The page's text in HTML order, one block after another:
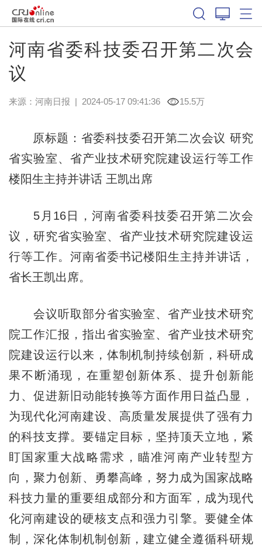
河南省委科技委召开第二次会
议
来源： 河南日报 | 2024-05-17 09:41:36 15.5万
原标题：省委科技委召开第二次会议 研究
省实验室、省产业技术研究院建设运行等工作
楼阳生主持并讲话 王凯出席
5月16日，河南省委科技委召开第二次会
议，研究省实验室、省产业技术研究院建设运
行等工作。河南省委书记楼阳生主持并讲话，
省长王凯出席。
会议听取部分省实验室、省产业技术研究
院工作汇报，指出省实验室、省产业技术研究
院建设运行以来，体制机制持续创新，科研成
果不断涌现，在重塑创新体系、提升创新能
力、促进新旧动能转换等方面作用日益凸显，
为现代化河南建设、高质量发展提供了强有力
的科技支撑。要锚定目标，坚持顶天立地，紧
盯国家重大战略需求，瞄准河南产业转型方
向，聚力创新、勇攀高峰，努力成为国家战略
科技力量的重要组成部分和方面军，成为现代
化河南建设的硬核支点和强力引擎。要健全体
制，深化体制机制创新，建立健全遵循科研规